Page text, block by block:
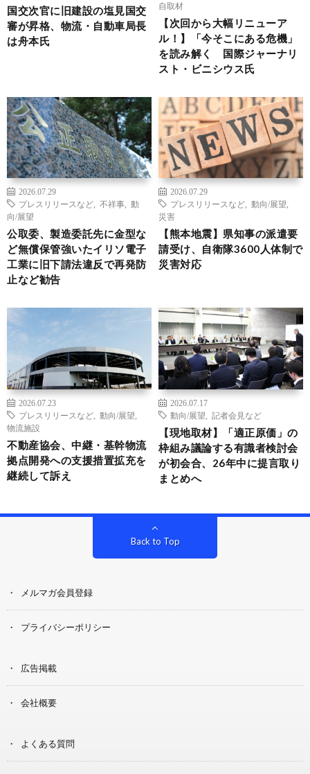
国交次官に旧建設の塩見国交
審が昇格、物流・自動車局長
は舟本氏
自取材
【次回から大幅リニューア
ル！】「今そこにある危機」
を読み解く 国際ジャーナリ
スト・ビニシウス氏
2026.07.29
プレスリリースなど
不祥事
動
向/展望
公取委、製造委託先に金型な
ど無償保管強いたイリソ電子
工業に旧下請法違反で再発防
止など勧告
2026.07.29
プレスリリースなど
動向/展望
災害
【熊本地震】県知事の派遣要
請受け、自衛隊3600人体制で
災害対応
2026.07.23
プレスリリースなど
動向/展望
物流施設
不動産協会、中継・基幹物流
拠点開発への支援措置拡充を
継続して訴え
2026.07.17
動向/展望
記者会見など
【現地取材】「適正原価」の
枠組み議論する有識者検討会
が初会合、26年中に提言取り
まとめへ
Back to Top
メルマガ会員登録
プライバシーポリシー
広告掲載
会社概要
よくある質問